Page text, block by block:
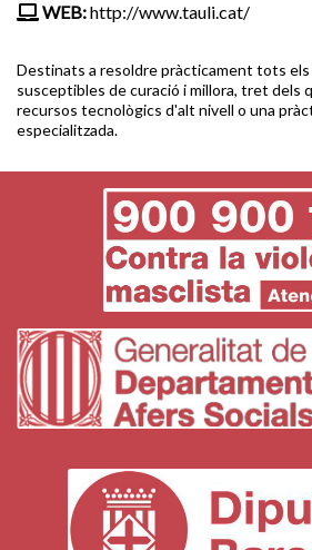
WEB:http://www.tauli.cat/
Destinats a resoldre pràcticament tots
susceptibles de curació i millora, tret dels
recursos tecnològics d'alt nivell o una
especialitzada.